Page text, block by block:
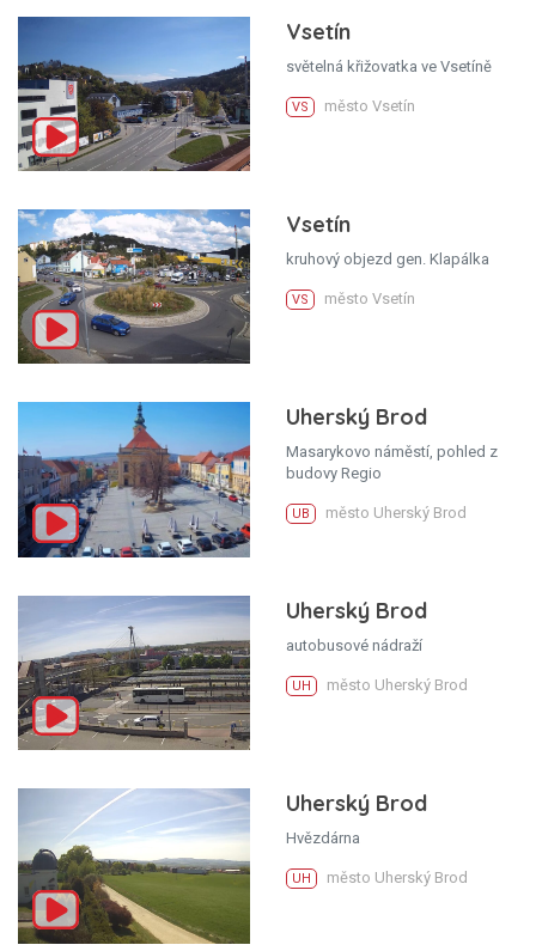
Vsetín
světelná křižovatka ve Vsetíně
VS město Vsetín
Vsetín
kruhový objezd gen. Klapálka
VS město Vsetín
Uherský Brod
Masarykovo náměstí, pohled z
budovy Regio
UB město Uherský Brod
Uherský Brod
autobusové nádraží
UH město Uherský Brod
Uherský Brod
Hvězdárna
UH město Uherský Brod